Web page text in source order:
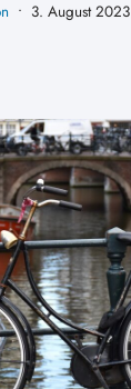
3. August 2023